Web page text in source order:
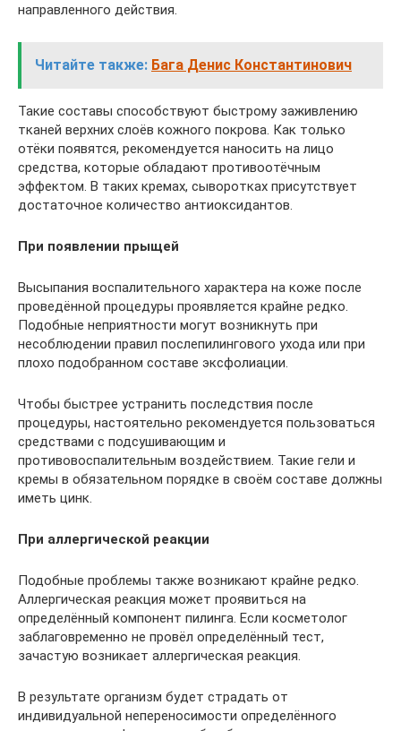
направленного действия.
Читайте также: Бага Денис Константинович
Такие составы способствуют быстрому заживлению
тканей верхних слоёв кожного покрова. Как только
отёки появятся, рекомендуется наносить на лицо
средства, которые обладают противоотёчным
эффектом. В таких кремах, сыворотках присутствует
достаточное количество антиоксидантов.
При появлении прыщей
Высыпания воспалительного характера на коже после
проведённой процедуры проявляется крайне редко.
Подобные неприятности могут возникнуть при
несоблюдении правил послепилингового ухода или при
плохо подобранном составе эксфолиации.
Чтобы быстрее устранить последствия после
процедуры, настоятельно рекомендуется пользоваться
средствами с подсушивающим и
противовоспалительным воздействием. Такие гели и
кремы в обязательном порядке в своём составе должны
иметь цинк.
При аллергической реакции
Подобные проблемы также возникают крайне редко.
Аллергическая реакция может проявиться на
определённый компонент пилинга. Если косметолог
заблаговременно не провёл определённый тест,
зачастую возникает аллергическая реакция.
В результате организм будет страдать от
индивидуальной непереносимости определённого